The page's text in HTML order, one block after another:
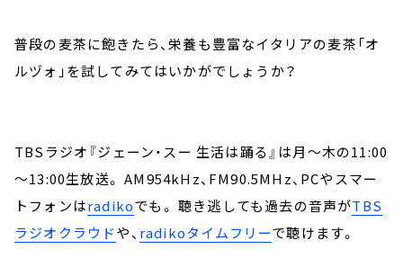
普段の麦茶に飽きたら、栄養も豊富なイタリアの麦茶「オ
ルヅォ」を試してみてはいかがでしょうか？
TBSラジオ『ジェーン・スー 生活は踊る』は月～木の11:00
～13:00生放送。 AM954kHz、FM90.5MHz、PCやスマー
トフォンはradikoでも。 聴き逃しても過去の音声がTBS
ラジオクラウドや、 radikoタイムフリーで聴けます。